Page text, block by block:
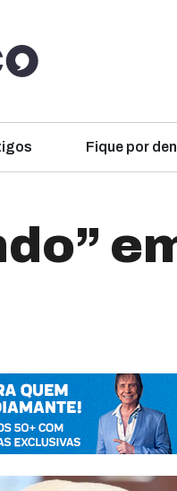
Fique por